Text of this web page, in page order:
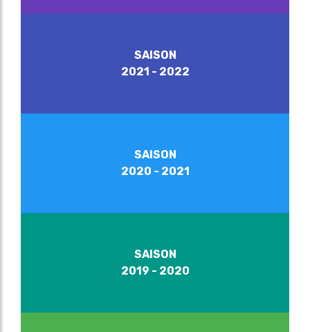
SAISON
2021 - 2022
SAISON
2020 - 2021
SAISON
2019 - 2020